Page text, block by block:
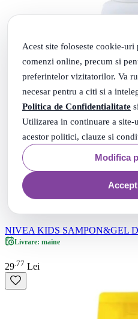
Acest site foloseste cookie-uri
comenzi online, precum si
preferintelor vizitatorilor. Va
necesar pentru a citi si a
Politica de Confidentialitate si
Utilizarea in continuare a site-
acestor politici, clauze si
Modifica
NIVEA KIDS SAMPON&GEL
Livrare: maine
29 77 Lei